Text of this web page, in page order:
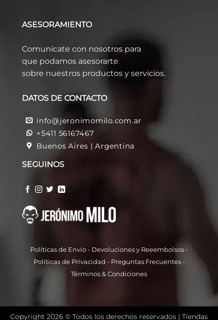
ASESORAMIENTO
Comunícate con nosotros para
que podamos asesorarte
sobre nuestros productos y servicios.
DATOS DE CONTACTO
info@jeronimomilo.com.ar
+5411 56167467
Buenos Aires | Argentina
SEGUINOS
Políticas de Envío - Devoluciones y Reeembolsos -
Políticas de Privacidad - Preguntas Frecuentes-
Términos & Condiciones
Copyright 2026 © Todos los derechos reservados | Tiendas